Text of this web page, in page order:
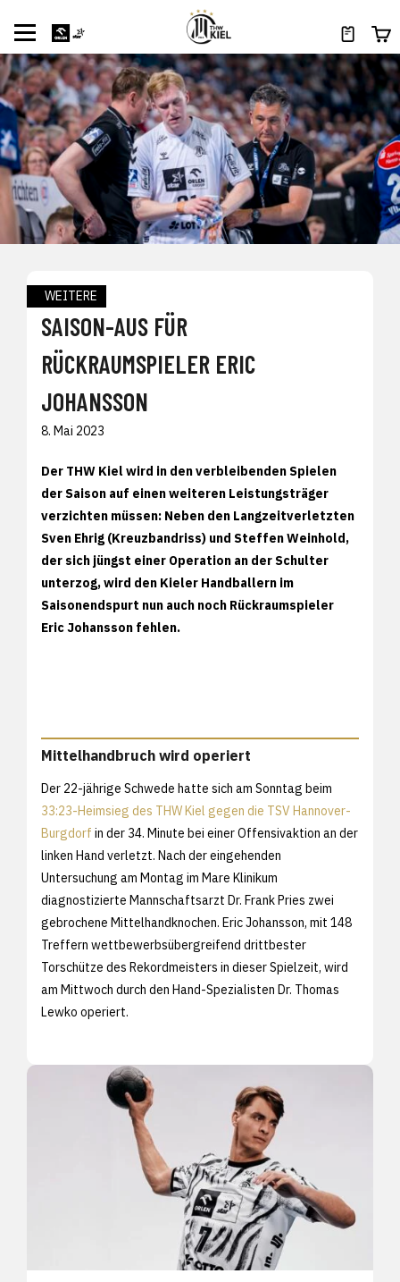
WEITERE
SAISON-AUS FÜR
RÜCKRAUMSPIELER ERIC
JOHANSSON
8. Mai 2023
Der THW Kiel wird in den verbleibenden Spielen
der Saison auf einen weiteren Leistungsträger
verzichten müssen: Neben den Langzeitverletzten
Sven Ehrig (Kreuzbandriss) und Steffen Weinhold,
der sich jüngst einer Operation an der Schulter
unterzog, wird den Kieler Handballern im
Saisonendspurt nun auch noch Rückraumspieler
Eric Johansson fehlen.
Mittelhandbruch wird operiert
Der 22-jährige Schwede hatte sich am Sonntag beim
33:23-Heimsieg des THW Kiel gegen die TSV Hannover-
Burgdorf in der 34. Minute bei einer Offensivaktion an der
linken Hand verletzt. Nach der eingehenden
Untersuchung am Montag im Mare Klinikum
diagnostizierte Mannschaftsarzt Dr. Frank Pries zwei
gebrochene Mittelhandknochen. Eric Johansson, mit 148
Treffern wettbewerbsübergreifend drittbester
Torschütze des Rekordmeisters in dieser Spielzeit, wird
am Mittwoch durch den Hand-Spezialisten Dr. Thomas
Lewko operiert.